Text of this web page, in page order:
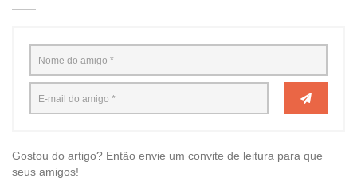
Gostou do artigo? Então envie um convite de leitura para que
seus amigos!